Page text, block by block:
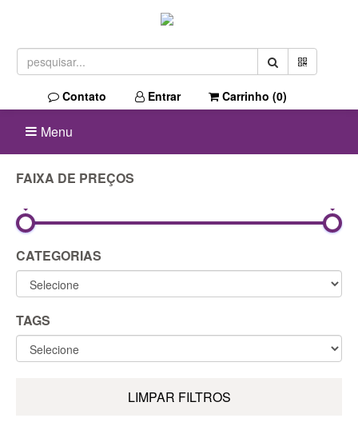
Contato Entrar Carrinho (0)
Menu
FAIXA DE PREÇOS
CATEGORIAS
TAGS
LIMPAR FILTROS